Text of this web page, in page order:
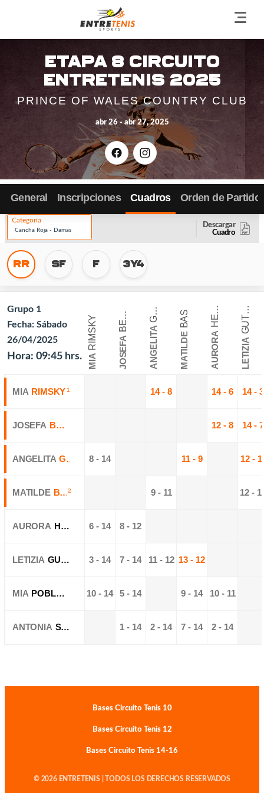
Go
back
the
home
Etapa 8 Circuito
Entretenis 2025
PRINCE OF WALES COUNTRY CLUB
abr 26 - abr 27, 2025
FacebookInstagram
General Inscripciones Cuadros Orden de
Categoría
Descargar
Cuadro
RR SF F 3Y4
Grupo 1
Fecha: Sábado
26/04/2025
Hora: 09:45 hrs. MIA
RIMSKY
JOSEFA
B
E
R
N
A
L
ANGELITA
GARA
Y
MATILDE
BAS
AURORA
H
E
R
R
E
R
A
LETIZIA
G
U
T
I
E
R
R
E
Z
MIA RIMSKY 1 14 - 8 14 - 6 14 - 3
JOSEFA BERNAL 12 - 8 14 - 7
ANGELITA GARAY 8 - 14 11 - 9 12 -
MATILDE BAS2 9 - 11 12 -
AURORA HERRERA 6 - 14 8 - 12
LETIZIA GUTIERREZ 3 - 14 7 - 14 11 - 12 13 - 12
MÍA POBLETE 10 - 14 5 - 14 9 - 14 10 - 11
ANTONIA SCHNEIDER 1 - 14 2 - 14 7 - 14 2 - 14
Bases Circuito Tenis 10
Bases Circuito Tenis 12
Bases Circuito Tenis 14-16
© 2026 ENTRETENIS | TODOS LOS DERECHOS RESERVADOS